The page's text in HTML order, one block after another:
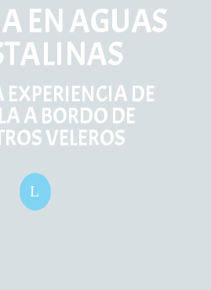
EN AGUAS
DE
A BORDO DE
VELEROS
L